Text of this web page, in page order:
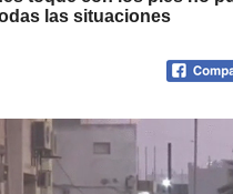
las situaciones